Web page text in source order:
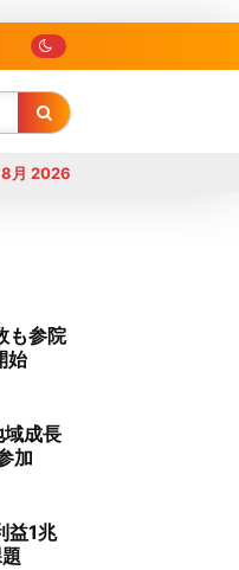
月 2026
も参院
始
成長
加
益1兆